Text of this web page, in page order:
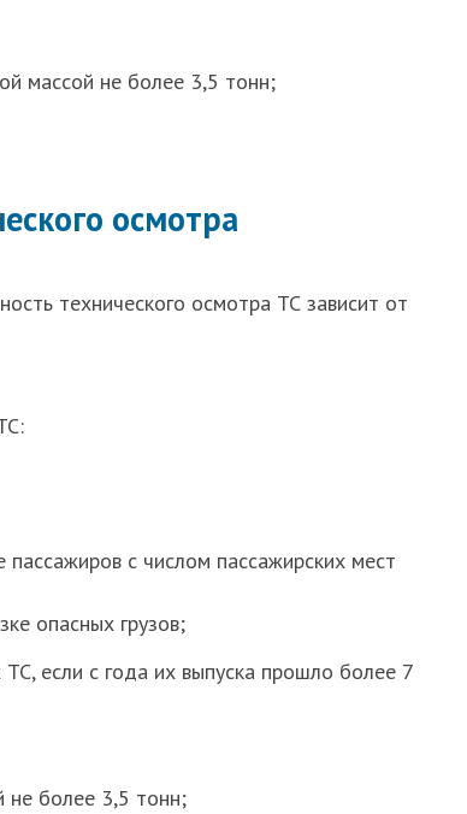
массой не более 3,5 тонн;
осмотра
технического осмотра ТС зависит от
пассажиров с числом пассажирских мест
опасных грузов;
если с года их выпуска прошло более 7
не более 3,5 тонн;